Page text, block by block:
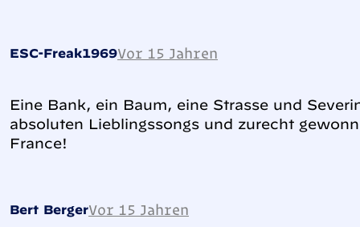
ESC-Freak1969Vor 15 Jahren
Eine Bank, ein Baum, eine Strasse und
absoluten Lieblingssongs und zurecht
France!
Bert BergerVor 15 Jahren